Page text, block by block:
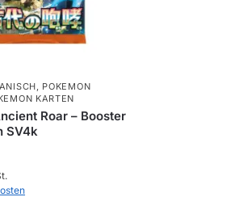
POKEMON
KARTEN
Roar – Booster
SV4k